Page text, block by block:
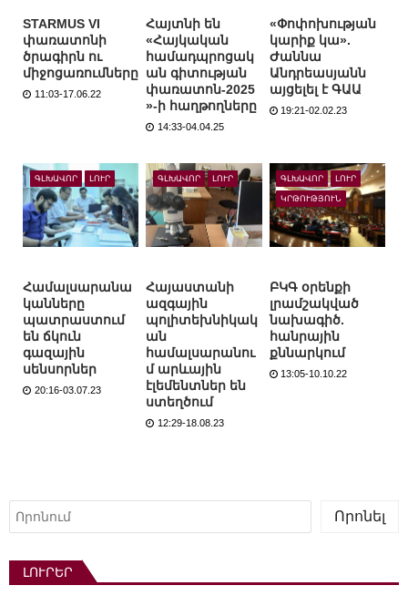
STARMUS VI
փառատոնի
ծրագիրն ու
միջոցառումները
11:03-17.06.22
Հայտնի են
«Հայկական
համադպրոցակ
ան գիտության
փառատոն-2025
»-ի հաղթողները
14:33-04.04.25
«Փոփոխության
կարիք կա».
Ժաննա
Անդրեասյանն
այցելել է ԳԱԱ
19:21-02.02.23
ԳԼԽԱՎՈՐ ԼՈՒՐ
Համալսարանա
կանները
պատրաստում
են ճկուն
գազային
սենսորներ
20:16-03.07.23
ԳԼԽԱՎՈՐ ԼՈՒՐ
Հայաստանի
ազգային
պոլիտեխնիկակ
ան
համալսարանու
մ արևային
էլեմենտներ են
ստեղծում
12:29-18.08.23
ԳԼԽԱՎՈՐ ԼՈՒՐ
ԿՐԹՈՒԹՅՈՒՆ
ԲԿԳ օրենքի
լրամշակված
նախագիծ.
հանրային
քննարկում
13:05-10.10.22
Որոնել
Որոնել
ԼՈՒՐԵՐ